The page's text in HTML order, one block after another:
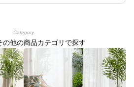
Category
の他の商品カテゴリで探す